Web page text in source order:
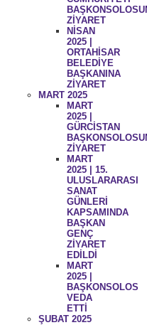
ZİYARET
NİSAN
2025 |
ORTAHİSAR
BELEDİYE
BAŞKANINA
ZİYARET
MART 2025
MART
2025 |
GÜRCİSTAN
ZİYARET
MART
2025 | 15.
ULUSLARARASI
SANAT
GÜNLERİ
KAPSAMINDA
BAŞKAN
GENÇ
ZİYARET
EDİLDİ
MART
2025 |
BAŞKONSOLOS
VEDA
ETTİ
ŞUBAT 2025